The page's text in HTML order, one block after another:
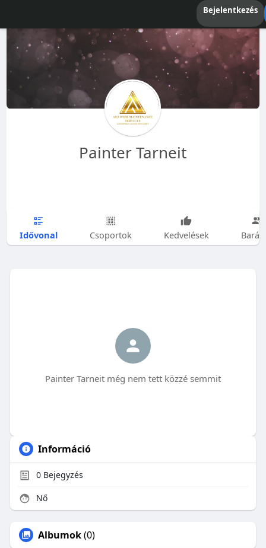
Bejelentkezés
Painter Tarneit
Idővonal Csoportok Kedvelések
Painter Tarneit még nem tett közzé semmit
Információ
0Bejegyzés
Nő
Albumok(0)